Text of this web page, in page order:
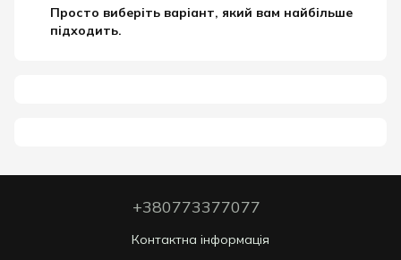
Просто виберіть варіант, який вам найбільше
підходить.
+380773377077
Контактна інформація